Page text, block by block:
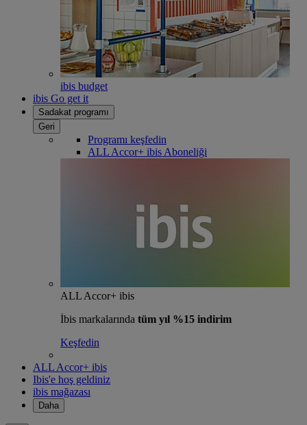
ibis budget
ibis Go get it
Sadakat programı
Geri
Programı keşfedin
ALL Accor+ ibis Aboneliği
ALL Accor+ ibis
İbis markalarında tüm yıl %15 indirim
Keşfedin
ALL Accor+ ibis
Ibis'e hoş geldiniz
ibis mağazası
Daha